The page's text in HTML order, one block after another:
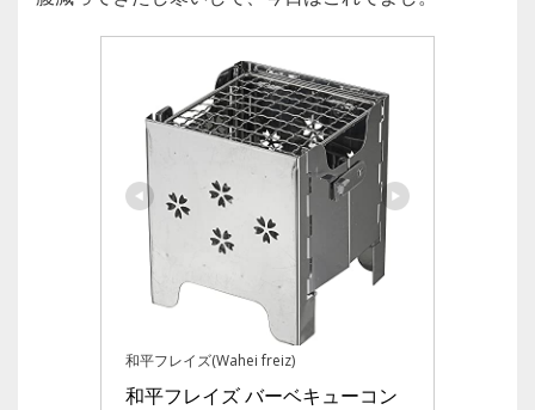
和平フレイズ(Wahei freiz)
和平フレイズ バーベキューコン